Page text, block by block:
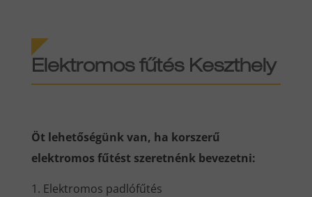
Elektromos fűtés Keszthely
Öt lehetőségünk van, ha korszerű
elektromos fűtést szeretnénk bevezetni:
Elektromos padlófűtés